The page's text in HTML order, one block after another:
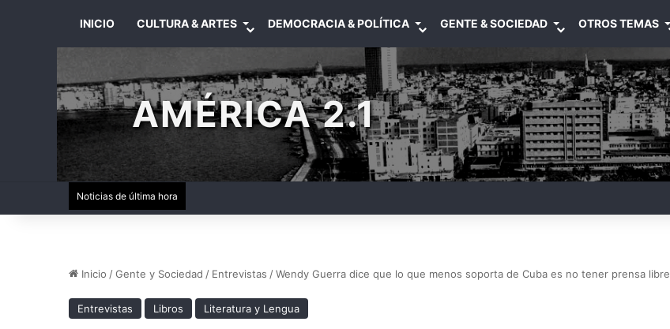
INICIO CULTURA & ARTES DEMOCRACIA & POLÍTICA GENTE & SOCIEDAD OTROS TEMAS
AMÉRICA 2.1
Noticias de última hora
Inicio /Gente y Sociedad / Entrevistas /Wendy Guerra dice que lo que menos soporta de Cuba es no tener prensa libre
Entrevistas Libros Literatura y Lengua